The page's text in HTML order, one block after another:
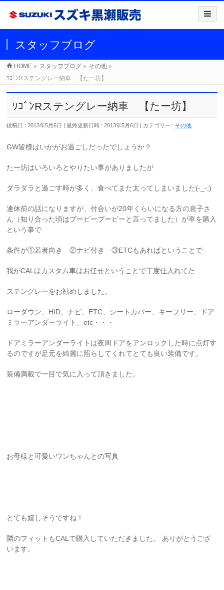
スタッフブログ
HOME » スタッフブログ » その他 »
ﾜｺﾞﾝRステングレー納車 【たー坊】
ﾜｺﾞﾝRステングレー納車 【たー坊】
投稿日 : 2013年5月6日 最終更新日時 : 2013年5月6日 カテゴリー : その他
GW皆様はいかがお過ごしだったでしょうか？
たー坊はいろいろとやりたい事がありましたが
ダラダラと過ごす時が多く、食べてまた太ってしまいました(-_-;)
連休前の話になりますが、付合いが20年くらいになる方の息子さ
ん（知り合った頃はブービーブービーと言ってました）が車を購入
という事で
条件が①若者向き ②ナビ付き ③ETCもあればということで
我がCALはカスタム車はお任せということで丁度仕入れてた
ステングレーをお勧めしました。
ローダウン、HID、ナビ、ETC、シートカバー、キーフリー、ドア
ミラーアンダーライト、etc・・・
ドアミラーアンダーライトは夜間ドアをアンロックした時に点灯す
るのですが足元を綺麗に照らしてくれてとても良い装備です。
装備満載で一目で気に入って頂きました。
お母様と可愛いワンちゃんとの写真
とても嬉しそうですね！
隣のフィットもCALで購入していただきました。 ありがとうござ
います。